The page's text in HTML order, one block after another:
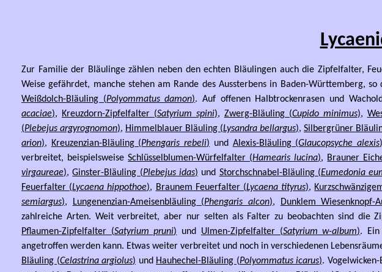
Zur Familie der Bläulinge zählen neben den echten Bläulingen auch die Zipfelfalter,
Weise gefährdet, manche stehen am Rande des Aussterbens in Baden-Württemberg, so
Weißdolch-Bläuling (Polyommatus damon). Auf offenen Halbtrockenrasen und
acaciae), Kreuzdorn-Zipfelfalter (Satyrium spini), Zwerg-Bläuling (Cupido minimus),
(Plebejus argyrognomon), Himmelblauer Bläuling (Lysandra bellargus), Silbergrüner
arion), Kreuzenzian-Bläuling (Phengaris rebeli) und Alexis-Bläuling (Glaucopsyche alexis)
verbreitet, beispielsweiseSchlüsselblumen-Würfelfalter (Hamearis lucina), Brauner
virgaureae),Ginster-Bläuling (Plebejus idas) und Storchschnabel-Bläuling (Eumedonia
Feuerfalter (Lycaena hippothoe), Braunem Feuerfalter (Lycaena tityrus),
semiargus), Lungenenzian-Ameisenbläuling (Phengaris alcon), Dunklem Wiesenknopf-
zahlreiche Arten. Weit verbreitet, aber nur selten als Falter zu beobachten sind die
Pflaumen-Zipfelfalter (Satyrium pruni) und Ulmen-Zipfelfalter (Satyrium w-album). Ein
angetroffen werden kann. Etwas weiter verbreitet und noch in verschiedenen
Bläuling (Celastrina argiolus) und Hauhechel-Bläuling (Polyommatus icarus).